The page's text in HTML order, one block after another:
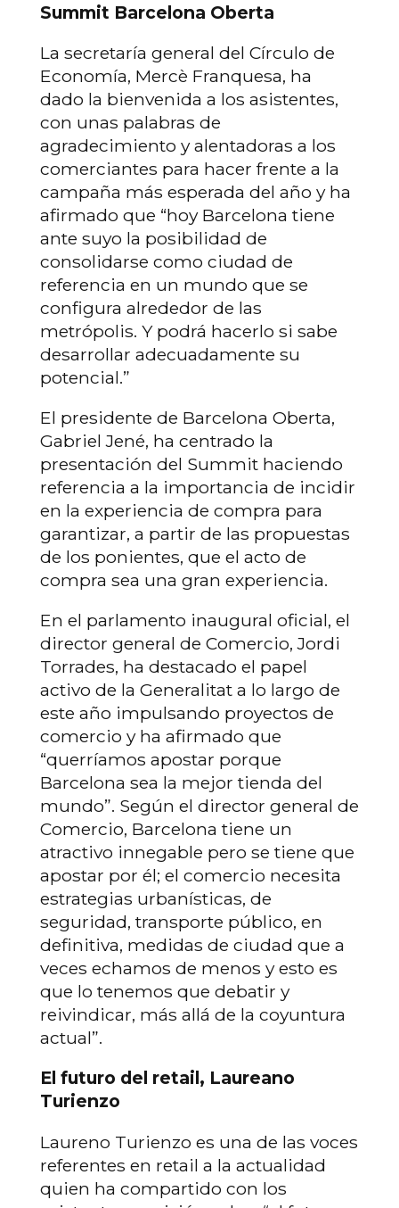
Summit Barcelona Oberta
La secretaría general del Círculo de
Economía, Mercè Franquesa, ha
dado la bienvenida a los asistentes,
con unas palabras de
agradecimiento y alentadoras a los
comerciantes para hacer frente a la
campaña más esperada del año y ha
afirmado que “hoy Barcelona tiene
ante suyo la posibilidad de
consolidarse como ciudad de
referencia en un mundo que se
configura alrededor de las
metrópolis. Y podrá hacerlo si sabe
desarrollar adecuadamente su
potencial.”
El presidente de Barcelona Oberta,
Gabriel Jené, ha centrado la
presentación del Summit haciendo
referencia a la importancia de incidir
en la experiencia de compra para
garantizar, a partir de las propuestas
de los ponientes, que el acto de
compra sea una gran experiencia.
En el parlamento inaugural oficial, el
director general de Comercio, Jordi
Torrades, ha destacado el papel
activo de la Generalitat a lo largo de
este año impulsando proyectos de
comercio y ha afirmado que
“querríamos apostar porque
Barcelona sea la mejor tienda del
mundo”. Según el director general de
Comercio, Barcelona tiene un
atractivo innegable pero se tiene que
apostar por él; el comercio necesita
estrategias urbanísticas, de
seguridad, transporte público, en
definitiva, medidas de ciudad que a
veces echamos de menos y esto es
que lo tenemos que debatir y
reivindicar, más allá de la coyuntura
actual”.
El futuro del retail, Laureano
Turienzo
Laureno Turienzo es una de las voces
referentes en retail a la actualidad
quien ha compartido con los